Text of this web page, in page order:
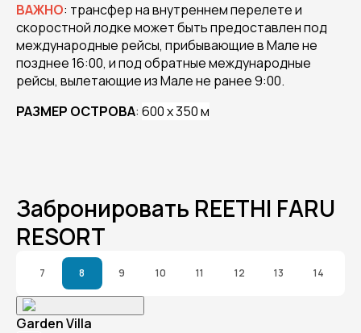
ВАЖНО: трансфер на внутреннем перелете и
скоростной лодке может быть предоставлен под
международные рейсы, прибывающие в Мале не
позднее 16:00, и под обратные международные
рейсы, вылетающие из Мале не ранее 9:00.
РАЗМЕР ОСТРОВА: 600 x 350 м
Забронировать REETHI FARU
RESORT
7 8 9 10 11 12 13 14
Garden Villa